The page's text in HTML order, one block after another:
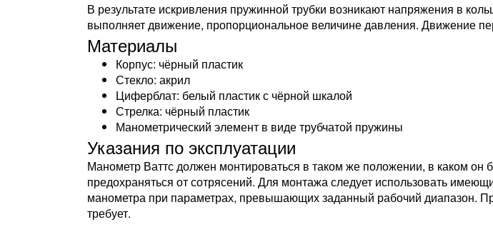
В результате искривления пружинной трубки возникают напряжения в
выполняет движение, пропорциональное величине давления. Движение
Материалы
Корпус: чёрный пластик
Стекло: акрил
Циферблат: белый пластик с чёрной шкалой
Стрелка: чёрный пластик
Манометрический элемент в виде трубчатой пружины
Указания по эксплуатации
Манометр Ваттс должен монтироваться в таком же положении, в каком
предохраняться от сотрясений. Для монтажа следует использовать
манометра при параметрах, превышающих заданный рабочий диапазон.
требует.